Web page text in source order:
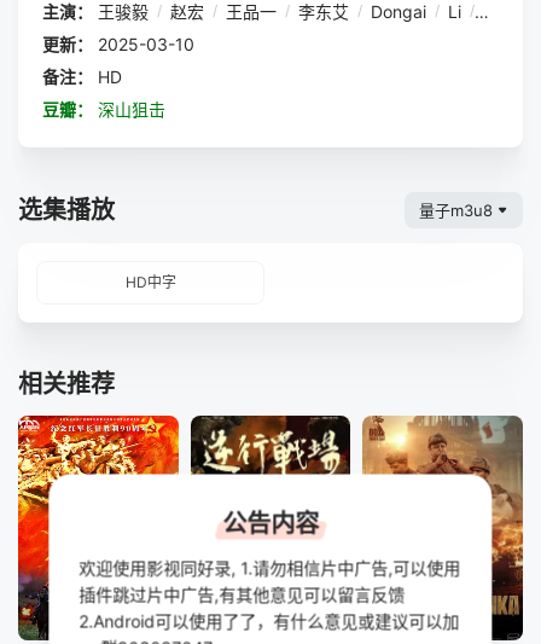
主演：
王骏毅 / 赵宏 / 王品一 / 李东艾 / Dongai / Li / 赵亮
更新：
2025-03-10
备注：
HD
豆瓣：
深山狙击
选集播放 量子m3u8
HD中字
相关推荐
HD HD 正片
公告内容
欢迎使用影视同好录, 1.请勿相信片中广告,可以使用
插件跳过片中广告,有其他意见可以留言反馈
2.Android可以使用了了，有什么意见或建议可以加